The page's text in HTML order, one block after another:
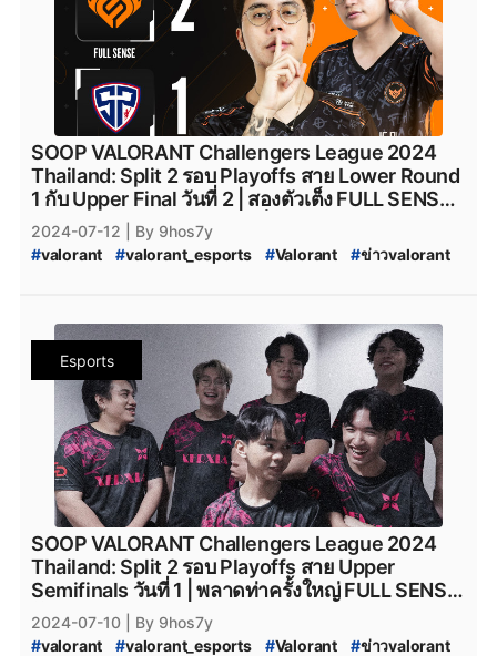
valorant_full_sense
attackallaroud
AttackAllAround
Attack_All_Around
Attack-All-Around # AAA.Valorant #AAA
aaa_valorant teamnkt_valorant #Team-NKT
team_nkt_valorant #XOXO_01 #XOXO_01_VALORANT
#VALORANT_XOXO_01 #riotgames #ESL #afreecatv
#afreecatv_valorant # Afreeca #FPSThailand #fps
# fpsthailand #soop #SOOP
SOOP VALORANT Challengers League 2024
Thailand: Split 2 รอบ Playoffs สาย Lower Round
1 กับ Upper Final วันที่ 2 | สองตัวเต็ง FULL SENSE
และ MiTH ไม่เสียท่า พร้อมเก็บชัยชนะมาได้ด้วย
สกอร์สุดตึงเปรี้ยแบบไม่มีใครยอมใคร
2024-07-12
| By 9hos7y
#valorant #valorant_esports #Valorant #ข่าวvalorant
VALORANT_Challengers_2024_Split_2 #ทีมvalorant
valorantทีมไทย Riot # เกมriotgames # MiTH #mith
mith_valorant mith.valorant #FullSense
fullsense_valorant #fullsense #full_sense
valorant_full_sense #attackallaroud
AttackAllAround #Attack_All_Around
Attack-All-Around #AAA.Valorant #AAA
aaa_valorant #teamnkt_valorant #Team-NKT
team_nkt_valorant #XOXO_01 #XOXO_01_VALORANT
#VALORANT_XOXO_01 #riotgames #ESL #afreecatv
#afreecatv_valorant # Afreeca #FPSThailand #fps
#fpsthailand #soop #SOOP
Esports
SOOP VALORANT Challengers League 2024
Thailand: Split 2 รอบ Playoffs สาย Upper
Semifinals วันที่ 1 | พลาดท่าครั้งใหญ่ FULL SENSE
โดน XERXIA ซัดแบบหนักหน่วง พร้อมบทสรุปของ
MiTH ที่เข้าเฉือด Sharper Esport แบบงานเร็ว
2024-07-10
| By 9hos7y
#valorant #valorant_esports #Valorant #ข่าวvalorant